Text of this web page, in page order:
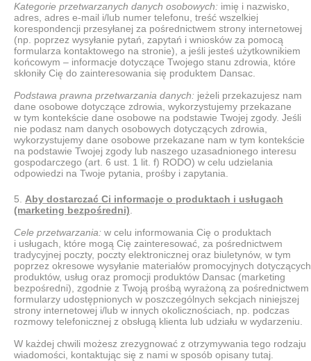
Kategorie przetwarzanych danych osobowych: imię i nazwisko,
adres, adres e-mail i/lub numer telefonu, treść wszelkiej
korespondencji przesyłanej za pośrednictwem strony internetowej
(np. poprzez wysyłanie pytań, zapytań i wniosków za pomocą
formularza kontaktowego na stronie), a jeśli jesteś użytkownikiem
końcowym – informacje dotyczące Twojego stanu zdrowia, które
skłoniły Cię do zainteresowania się produktem Dansac.
Podstawa prawna przetwarzania danych: jeżeli przekazujesz nam
dane osobowe dotyczące zdrowia, wykorzystujemy przekazane
w tym kontekście dane osobowe na podstawie Twojej zgody. Jeśli
nie podasz nam danych osobowych dotyczących zdrowia,
wykorzystujemy dane osobowe przekazane nam w tym kontekście
na podstawie Twojej zgody lub naszego uzasadnionego interesu
gospodarczego (art. 6 ust. 1 lit. f) RODO) w celu udzielania
odpowiedzi na Twoje pytania, prośby i zapytania.
Aby dostarczać Ci informacje o produktach i usługach
(marketing bezpośredni)
Cele przetwarzania: w celu informowania Cię o produktach
i usługach, które mogą Cię zainteresować, za pośrednictwem
tradycyjnej poczty, poczty elektronicznej oraz biuletynów, w tym
poprzez okresowe wysyłanie materiałów promocyjnych dotyczących
produktów, usług oraz promocji produktów Dansac (marketing
bezpośredni), zgodnie z Twoją prośbą wyrażoną za pośrednictwem
formularzy udostępnionych w poszczególnych sekcjach niniejszej
strony internetowej i/lub w innych okolicznościach, np. podczas
rozmowy telefonicznej z obsługą klienta lub udziału w wydarzeniu.
W każdej chwili możesz zrezygnować z otrzymywania tego rodzaju
wiadomości, kontaktując się z nami w sposób opisany tutaj.